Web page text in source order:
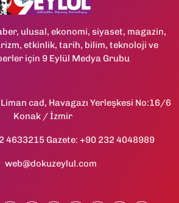
ulusal, ekonomi, siyaset, magazin,
etkinlik, tarih, bilim, teknoloji ve
için 9 Eylül Medya Grubu
cad, Havagazı Yerleşkesi No:16/6
Konak / İzmir
4633215 Gazete: +90 232 4048989
web@dokuzeylul.com